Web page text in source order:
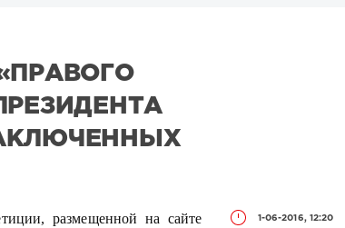
1-06-2016, 12:20
размещенной на сайте